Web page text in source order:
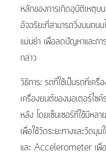
หลักของการเกิดอุบัติเหตุ
อัจฉริยะที่สามารถวิ่งบนถน
แม่นยำ เพื่อลดปัญหาและก
กล่าว
วิธีการ: รถที่ใช้เป็นรถที่เค
เครื่องยนต์ของมอเตอร์ไซ
หลัง โดยเซ็นเซอร์ที่ใช้มีห
เพื่อใช้วัดระยะทางและวัด
และ Accelerometer เพื่อใ